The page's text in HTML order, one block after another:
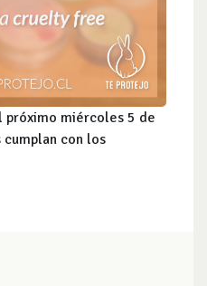
próximo miércoles 5 de
con los